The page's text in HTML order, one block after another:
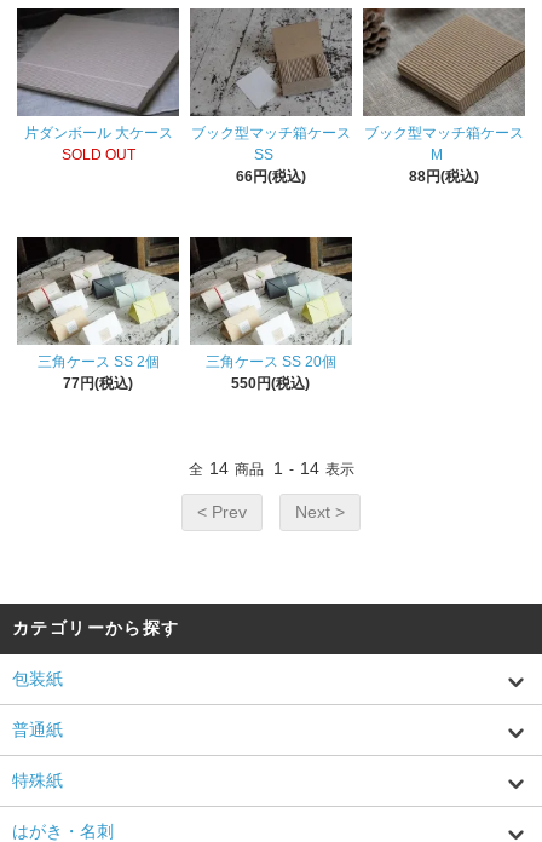
片ダンボール 大ケース
SOLD OUT
ブック型マッチ箱ケース
SS
66円(税込)
ブック型マッチ箱ケース
M
88円(税込)
三角ケース SS 2個
77円(税込)
三角ケース SS 20個
550円(税込)
全 14 商品 1 - 14 表示
< Prev Next >
カテゴリーから探す
包装紙
普通紙
特殊紙
はがき・名刺